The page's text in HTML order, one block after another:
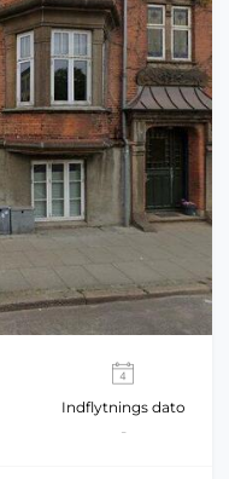
Indflytnings dato
-